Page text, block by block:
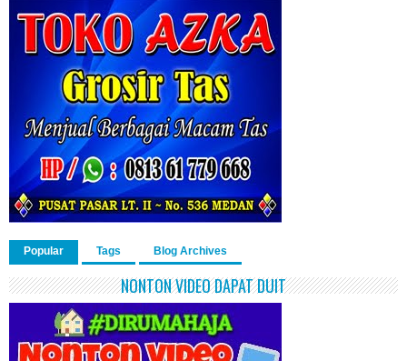
Popular Tags Blog Archives
NONTON VIDEO DAPAT DUIT